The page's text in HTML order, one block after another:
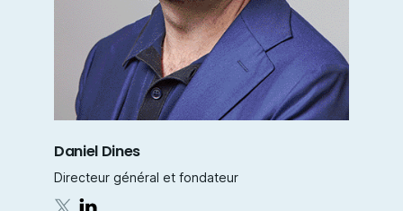
Daniel Dines
Directeur général et fondateur